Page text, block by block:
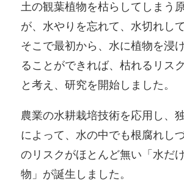
土の観葉植物を枯らしてしまう
が、水やりを忘れて、水切れし
そこで最初から、水に植物を浸
ることができれば、枯れるリス
と考え、研究を開始しました。
農業の水耕栽培技術を応用し、
によって、水の中でも根腐れし
のリスクがほとんど無い「水だ
物」が誕生しました。